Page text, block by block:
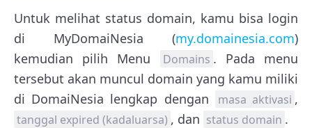
Untuk melihat status domain, kamu bisa login
di MyDomaiNesia (my.domainesia.com)
kemudian pilih Menu
Domains . Pada menu
tersebut akan muncul domain yang kamu miliki
di DomaiNesia lengkap dengan
masa aktivasi ,
tanggal expired (kadaluarsa) , dan status domain .